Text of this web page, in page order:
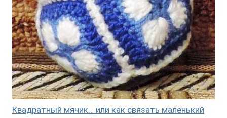
Квадратный мячик… или как связать маленький